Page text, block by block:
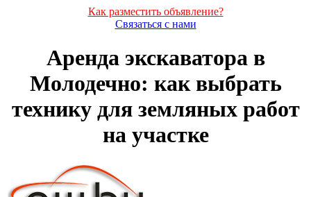
Как разместить объявление?
Связаться с нами
Аренда экскаватора в
Молодечно: как выбрать
технику для земляных работ
на участке